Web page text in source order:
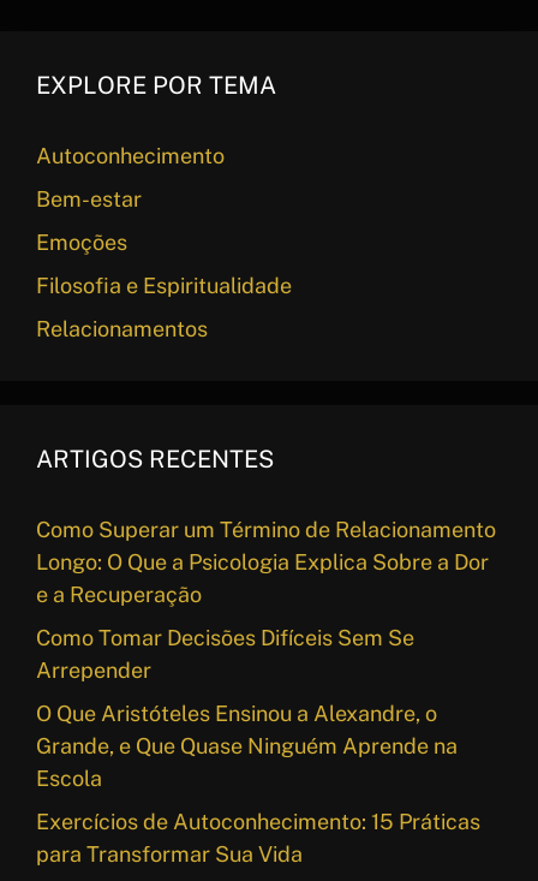
EXPLORE POR TEMA
Autoconhecimento
Bem-estar
Emoções
Filosofia e Espiritualidade
Relacionamentos
ARTIGOS RECENTES
Como Superar um Término de Relacionamento
Longo: O Que a Psicologia Explica Sobre a Dor
e a Recuperação
Como Tomar Decisões Difíceis Sem Se
Arrepender
O Que Aristóteles Ensinou a Alexandre, o
Grande, e Que Quase Ninguém Aprende na
Escola
Exercícios de Autoconhecimento: 15 Práticas
para Transformar Sua Vida